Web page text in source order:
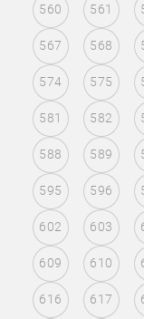
560 561
567 568
574 575
581 582
588 589
595 596
602 603
609 610
616 617